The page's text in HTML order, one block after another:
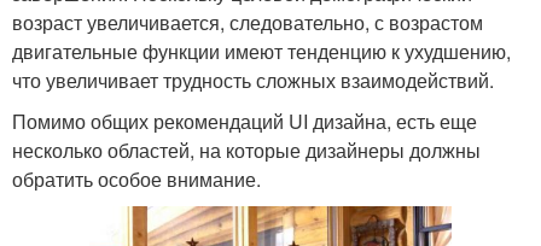
возраст увеличивается, следовательно, с возрастом
двигательные функции имеют тенденцию к ухудшению,
что увеличивает трудность сложных взаимодействий.
Помимо общих рекомендаций UI дизайна, есть еще
несколько областей, на которые дизайнеры должны
обратить особое внимание.